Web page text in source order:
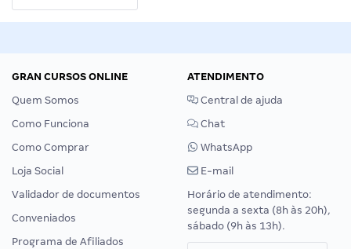
GRAN CURSOS ONLINE
Quem Somos
Como Funciona
Como Comprar
Loja Social
Validador de documentos
Conveniados
Programa de Afiliados
ATENDIMENTO
Central de ajuda
Chat
WhatsApp
E-mail
Horário de atendimento:
segunda a sexta (8h às 20h),
sábado (9h às 13h).